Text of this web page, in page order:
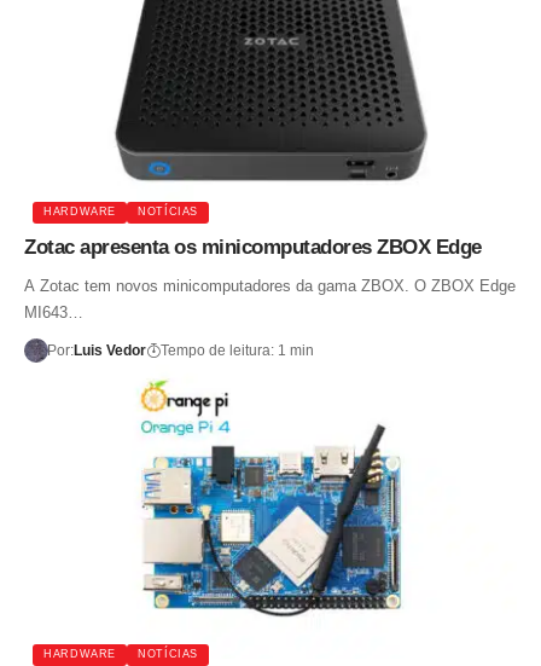
HARDWARE NOTÍCIAS
Zotac apresenta os minicomputadores ZBOX Edge
A Zotac tem novos minicomputadores da gama ZBOX. O ZBOX Edge
MI643…
Por:Luis Vedor Tempo de leitura: 1 min
HARDWARE NOTÍCIAS